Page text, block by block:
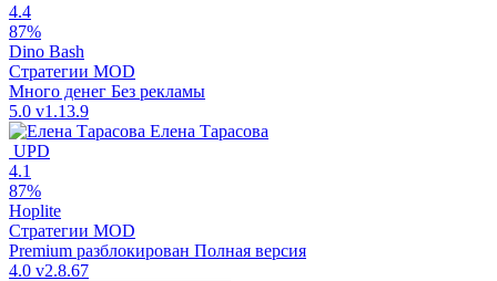
4.4
87%
Dino Bash
Стратегии MOD
Много денег Без рекламы
5.0 v1.13.9
Елена Тарасова
UPD
4.1
87%
Hoplite
Стратегии MOD
Premium разблокирован Полная версия
4.0 v2.8.67